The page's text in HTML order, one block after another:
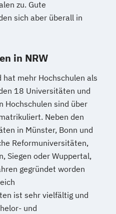
zu. Gute
sich aber überall in
in NRW
hat mehr Hochschulen als
18 Universitäten und
Hochschulen sind über
Neben den
in Münster, Bonn und
Reformuniversitäten,
Siegen oder Wuppertal,
gegründet worden
ist sehr vielfältig und
und